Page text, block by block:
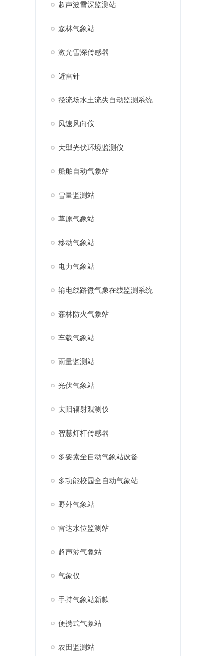
超声波雪深监测站
森林气象站
激光雪深传感器
避雷针
径流场水土流失自动监测系统
风速风向仪
大型光伏环境监测仪
船舶自动气象站
雪量监测站
草原气象站
移动气象站
电力气象站
输电线路微气象在线监测系统
森林防火气象站
车载气象站
雨量监测站
光伏气象站
太阳辐射观测仪
智慧灯杆传感器
多要素全自动气象站设备
多功能校园全自动气象站
野外气象站
雷达水位监测站
超声波气象站
气象仪
手持气象站新款
便携式气象站
农田监测站